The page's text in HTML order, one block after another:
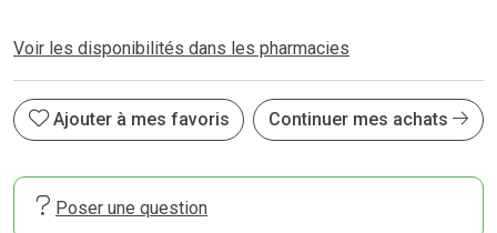
Voir les disponibilités dans les pharmacies
Ajouter à mes favoris Continuer mes achats
Poser une question